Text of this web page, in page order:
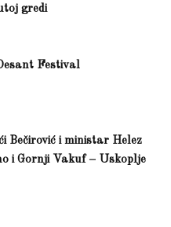
gredi
Festival
Bečirović i ministar Helez
i Gornji Vakuf – Uskoplje